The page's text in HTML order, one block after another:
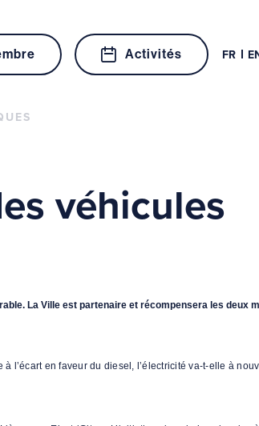
Activités FR
véhicules
La Ville est partenaire et récompensera les deux
l’écart en faveur du diesel, l’électricité va-t-elle à